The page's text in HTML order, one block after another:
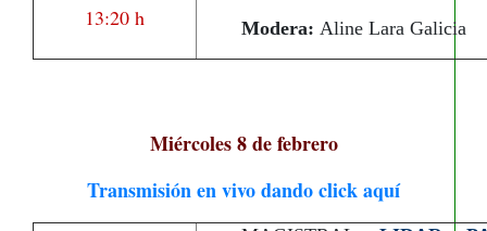
13:20 h
Modera: Aline Lara Galicia
Miércoles 8 de febrero
Transmisión en vivo dando click aquí